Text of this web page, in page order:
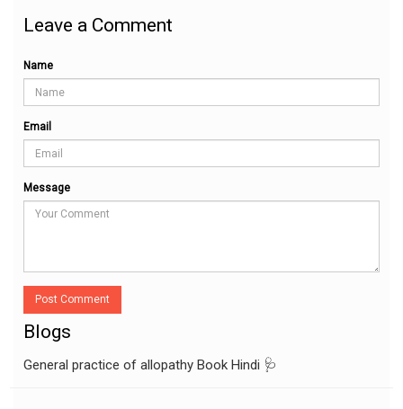
Leave a Comment
Name
Email
Message
Post Comment
Blogs
General practice of allopathy Book Hindi 🩺